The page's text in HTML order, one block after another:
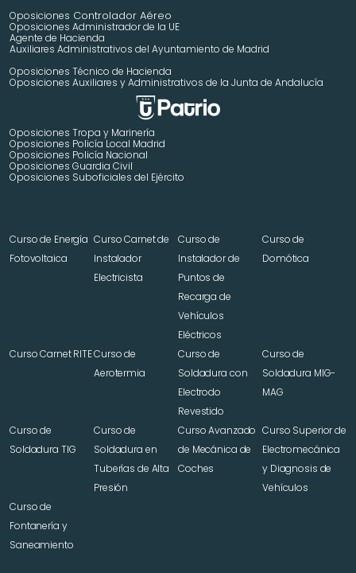
Oposiciones Controlador Aéreo
Oposiciones Administrador de la UE
Agente de Hacienda
Auxiliares Administrativos del Ayuntamiento de Madrid
Oposiciones Técnico de Hacienda
Oposiciones Auxiliares y Administrativos de la Junta de Andalucía
Oposiciones Tropa y Marinería
Oposiciones Policía Local Madrid
Oposiciones Policía Nacional
Oposiciones Guardia Civil
Oposiciones Suboficiales del Ejército
Curso de Energía
Fotovoltaica
Curso Carnet de
Instalador
Electricista
Curso de
Instalador de
Puntos de
Recarga de
Vehículos
Eléctricos
Curso de
Domótica
Curso Carnet RITECurso de
Aerotermia
Curso de
Soldadura con
Electrodo
Revestido
Curso de
Soldadura MIG-
MAG
Curso de
Soldadura TIG
Curso de
Soldadura en
Tuberías de Alta
Presión
Curso Avanzado
de Mecánica de
Coches
Curso Superior de
Electromecánica
y Diagnosis de
Vehículos
Curso de
Fontanería y
Saneamiento